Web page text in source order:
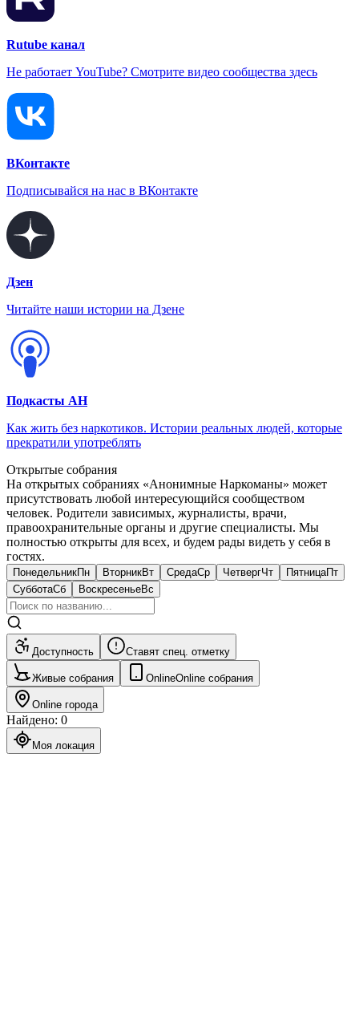
Rutube канал
Не работает YouTube? Смотрите видео сообщества здесь
ВКонтакте
Подписывайся на нас в ВКонтакте
Дзен
Читайте наши истории на Дзене
Подкасты АН
Как жить без наркотиков. Истории реальных людей, которые
прекратили употреблять
Открытые собрания
На открытых собраниях «Анонимные Наркоманы» может
присутствовать любой интересующийся сообществом
человек. Родители зависимых, журналисты, врачи,
правоохранительные органы и другие специалисты. Мы
полностью открыты для всех, и будем рады видеть у себя в
гостях.
ПонедельникПн ВторникВт СредаСр ЧетвергЧт ПятницаПт
СубботаСб ВоскресеньеВс
Доступность Ставят спец. отметку
Живые собрания OnlineOnline собрания
Online города
Найдено: 0
Моя локация